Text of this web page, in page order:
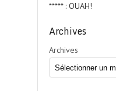
***** : OUAH!
Archives
Archives